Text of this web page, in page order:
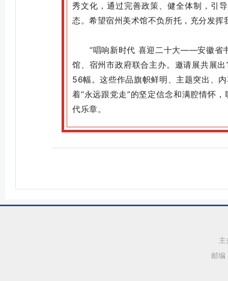
秀文化，通过完善政策、健全体制，引
态。希望宿州美术馆不负所托，充分发
“唱响新时代 喜迎二十大——安徽省
馆、宿州市政府联合主办。邀请展共展
56幅。这些作品旗帜鲜明、主题突出、
着“永远跟党走”的坚定信念和满腔情怀
代乐章。
主
邮编